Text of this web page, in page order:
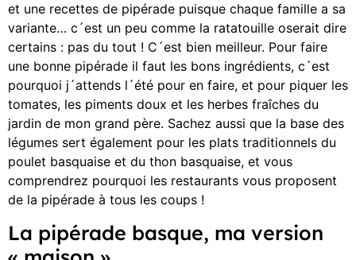
et une recettes de pipérade puisque chaque famille a sa
variante… c´est un peu comme la ratatouille oserait dire
certains : pas du tout ! C´est bien meilleur. Pour faire
une bonne pipérade il faut les bons ingrédients, c´est
pourquoi j´attends l´été pour en faire, et pour piquer les
tomates, les piments doux et les herbes fraîches du
jardin de mon grand père. Sachez aussi que la base des
légumes sert également pour les plats traditionnels du
poulet basquaise et du thon basquaise, et vous
comprendrez pourquoi les restaurants vous proposent
de la pipérade à tous les coups !
La pipérade basque, ma version